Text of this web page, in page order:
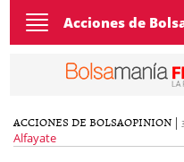
Toggle
navigation
Acciones de
ACCIONES DE BOLSAOPINION |
Alfayate